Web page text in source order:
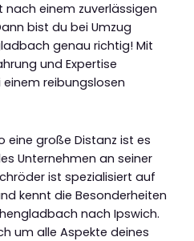
einem zuverlässigen
bist du bei Umzug
genau richtig! Mit
und Expertise
reibungslosen
eine große Distanz ist es
Unternehmen an seiner
ist spezialisiert auf
kennt die Besonderheiten
nach Ipswich.
um alle Aspekte deines